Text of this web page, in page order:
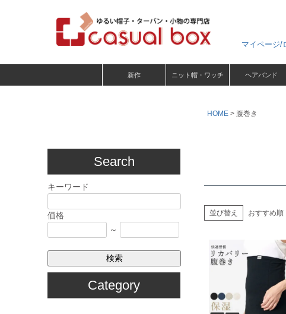
マイページ/
新作 ニット帽・ワッチ ヘアバンド
Search
キーワード
価格
～
検索
Category
HOME 腹巻き
並び替え おすすめ順